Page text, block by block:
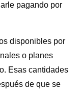
pagando por
disponibles por
o planes
Esas cantidades
de que se